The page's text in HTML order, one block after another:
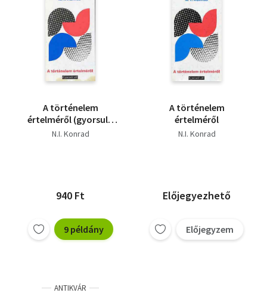
Természettudomány
Történelem
A történelem
értelméről (gyorsuló
idő)
N.I. Konrad
940 Ft
9 példány
A történelem
értelméről
N.I. Konrad
Előjegyezhető
Előjegyzem
ANTIKVÁR